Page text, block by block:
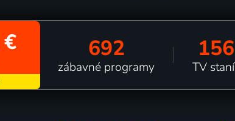
692
zábavné programy
156
TV